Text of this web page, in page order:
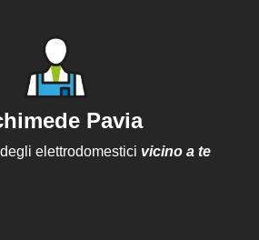
Pavia
elettrodomestici vicino a te